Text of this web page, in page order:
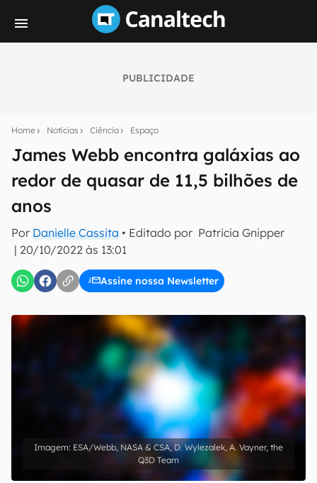
PUBLICIDADE
Home Notícias Ciência Espaço
James Webb encontra galáxias ao
redor de quasar de 11,5 bilhões de
anos
Por Danielle Cassita • Editado por Patricia Gnipper
| 20/10/2022 às 13:01
Assine nossa Newsletter
notícias e reviews sobre tecnologia em primeira
E-mail
inscreva-se
Confirmo que li, aceito e concordo com os Termos de
Uso e Política de Privacidade do Canaltech.
ESA/Webb, NASA & CSA, D. Wylezalek, A. Vayner, the
Q3D Team